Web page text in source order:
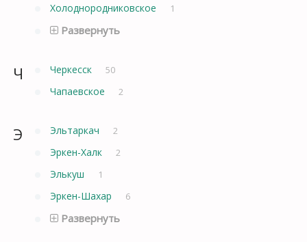
Холоднородниковское 1
Развернуть
Ч Черкесск 50
Чапаевское 2
Э Эльтаркач 2
Эркен-Халк 2
Элькуш 1
Эркен-Шахар 6
Развернуть